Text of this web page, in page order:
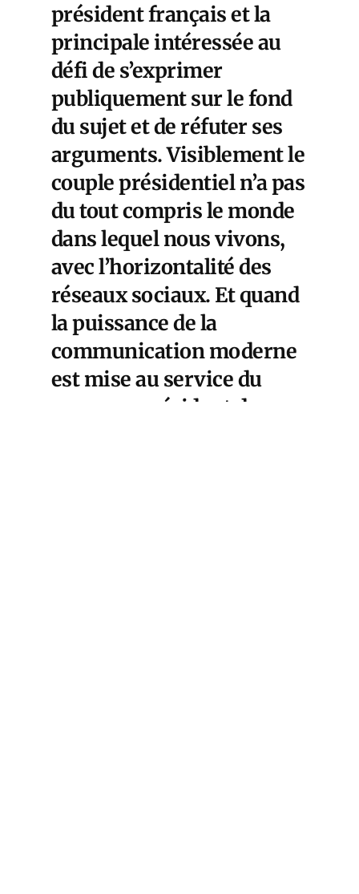
président français et la
principale intéressée au
défi de s’exprimer
publiquement sur le fond
du sujet et de réfuter ses
arguments. Visiblement le
couple présidentiel n’a pas
du tout compris le monde
dans lequel nous vivons,
avec l’horizontalité des
réseaux sociaux. Et quand
la puissance de la
communication moderne
est mise au service du
nouveau président des